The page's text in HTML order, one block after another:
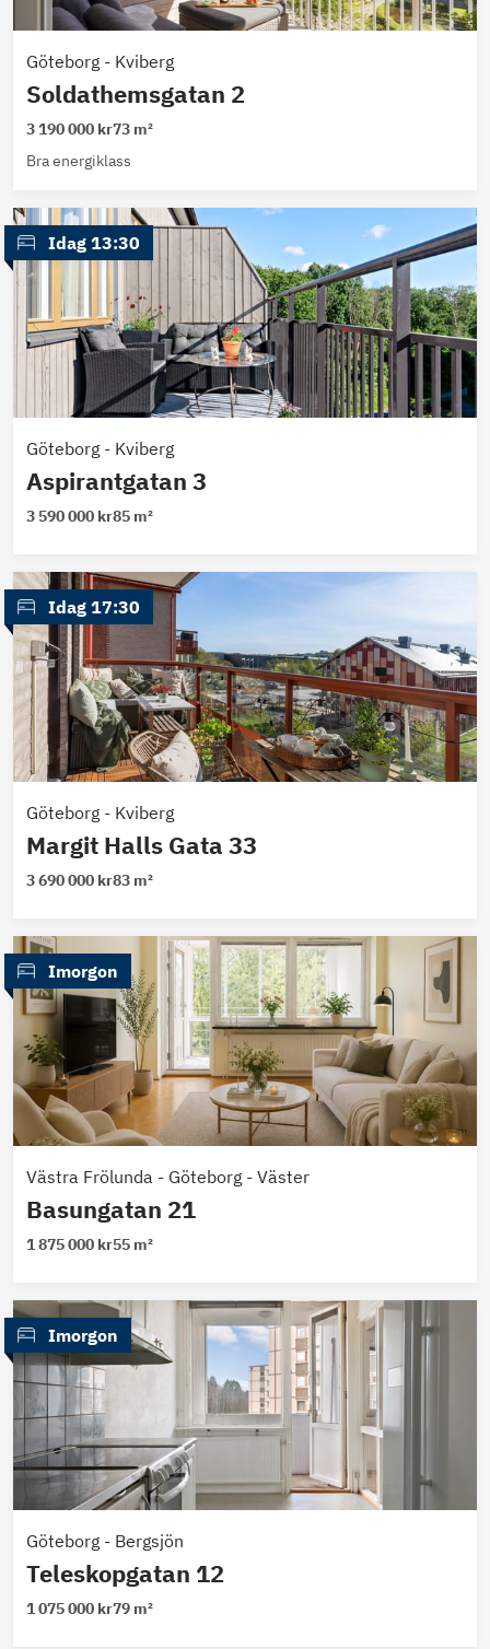
Göteborg - Kviberg
Soldathemsgatan 2
3 190 000 kr73 m²
Bra energiklass
Idag 13:30
Göteborg - Kviberg
Aspirantgatan 3
3 590 000 kr85 m²
Idag 17:30
Göteborg - Kviberg
Margit Halls Gata 33
3 690 000 kr83 m²
Imorgon
Västra Frölunda - Göteborg - Väster
Basungatan 21
1 875 000 kr55 m²
Imorgon
Göteborg - Bergsjön
Teleskopgatan 12
1 075 000 kr79 m²